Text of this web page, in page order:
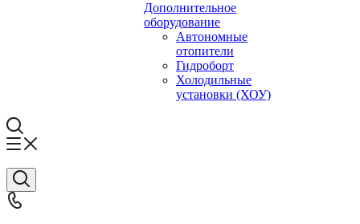
Дополнительное
оборудование
Автономные
отопители
Гидроборт
Холодильные
установки (ХОУ)